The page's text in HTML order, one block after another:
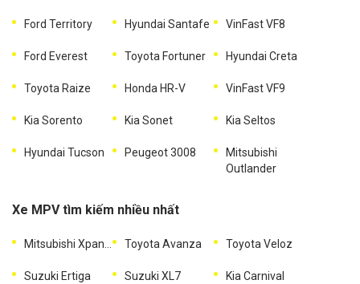
Ford Territory Hyundai Santafe VinFast VF8
Ford Everest Toyota Fortuner Hyundai Creta
Toyota Raize Honda HR-V VinFast VF9
Kia Sorento Kia Sonet Kia Seltos
Hyundai Tucson Peugeot 3008
Mitsubishi
Outlander
Xe MPV tìm kiếm nhiều nhất
Toyota Avanza Toyota Veloz
Suzuki Ertiga Suzuki XL7 Kia Carnival